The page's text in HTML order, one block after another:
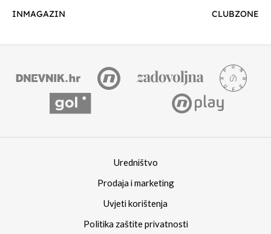
INMAGAZIN
CLUBZONE
Uredništvo
Prodaja i marketing
Uvjeti korištenja
Politika zaštite privatnosti